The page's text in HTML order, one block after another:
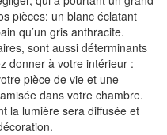
pièces: un blanc éclatant
qu’un gris anthracite.
sont aussi déterminants
donner à votre intérieur :
pièce de vie et une
dans votre chambre.
la lumière sera diffusée et